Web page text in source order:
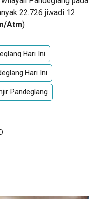
22.726 jiwadi 12
Atm)
Hari Ini
Hari Ini
Pandeglang